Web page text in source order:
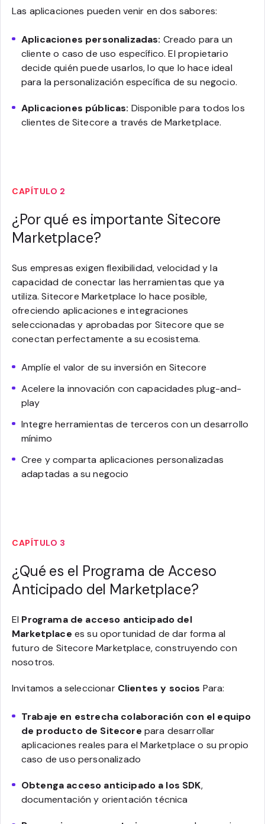
Las aplicaciones pueden venir en dos sabores:
Aplicaciones personalizadas: Creado para un
cliente o caso de uso específico. El propietario
decide quién puede usarlos, lo que lo hace ideal
para la personalización específica de su negocio.
Aplicaciones públicas: Disponible para todos los
clientes de Sitecore a través de Marketplace.
CAPÍTULO 2
¿Por qué es importante Sitecore
Marketplace?
Sus empresas exigen flexibilidad, velocidad y la
capacidad de conectar las herramientas que ya
utiliza. Sitecore Marketplace lo hace posible,
ofreciendo aplicaciones e integraciones
seleccionadas y aprobadas por Sitecore que se
conectan perfectamente a su ecosistema.
Amplíe el valor de su inversión en Sitecore
Acelere la innovación con capacidades plug-and-
play
Integre herramientas de terceros con un desarrollo
mínimo
Cree y comparta aplicaciones personalizadas
adaptadas a su negocio
CAPÍTULO 3
¿Qué es el Programa de Acceso
Anticipado del Marketplace?
El Programa de acceso anticipado del
Marketplace es su oportunidad de dar forma al
futuro de Sitecore Marketplace, construyendo con
nosotros.
Invitamos a seleccionar Clientes y socios Para:
Trabaje en estrecha colaboración con el equipo
de producto de Sitecore para desarrollar
aplicaciones reales para el Marketplace o su propio
caso de uso personalizado
Obtenga acceso anticipado a los SDK,
documentación y orientación técnica